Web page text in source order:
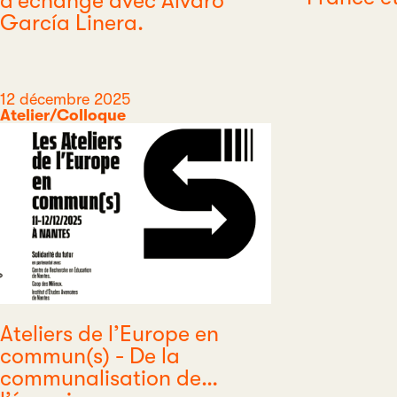
García Linera.
Date
12 décembre 2025
Catégorie
Atelier/Colloque
Ateliers de l’Europe en
commun(s) - De la
communalisation de